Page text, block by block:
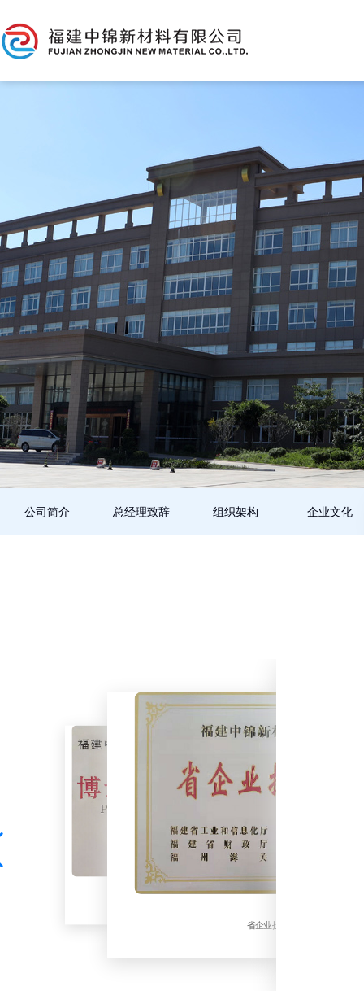
公司简介 总经理致辞 组织架构 企业文化
ISO质量管理体系认证证书